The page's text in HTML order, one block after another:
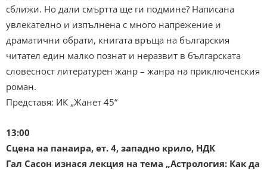
сближи. Но дали смъртта ще ги подмине? Написана
увлекателно и изпълнена с много напрежение и
драматични обрати, книгата връща на българския
читател един малко познат и неразвит в българската
словесност литературен жанр – жанра на приключенския
роман.
Представя: ИК „Жанет 45“
13:00
Сцена на панаира, ет. 4, западно крило, НДК
Гал Сасон изнася лекция на тема „Астрология: Как да